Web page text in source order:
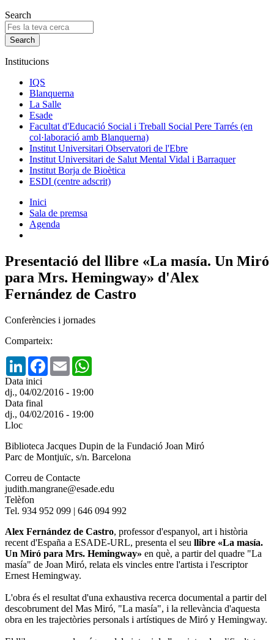
Search
Institucions
IQS
Blanquerna
La Salle
Esade
Facultat d'Educació Social i Treball Social Pere Tarrés (en
col·laboració amb Blanquerna)
Institut Universitari Observatori de l'Ebre
Institut Universitari de Salut Mental Vidal i Barraquer
Institut Borja de Bioètica
ESDI (centre adscrit)
Inici
Sala de premsa
Agenda
Presentació del llibre «La masía. Un Miró
para Mrs. Hemingway» d'Alex
Fernández de Castro
Conferències i jornades
Comparteix:
LinkedInFacebook
Email
Data inici
dj., 04/02/2016 - 19:00
Data final
dj., 04/02/2016 - 19:00
Lloc
Biblioteca Jacques Dupin de la Fundació Joan Miró
Parc de Montjuïc, s/n. Barcelona
Correu de Contacte
judith.mangrane@esade.edu
Telèfon
Tel. 934 952 099 | 646 094 992
Alex Fernández de Castro, professor d'espanyol, art i història
recent d'España a ESADE-URL, presenta el seu llibre «La masía.
Un Miró para Mrs. Hemingway» en què, a partir del quadre "La
masía" de Joan Miró, relata els vincles entre l'artista i l'escriptor
Ernest Hemingway.
L'obra és el resultat d'una exhaustiva recerca documental a partir del
descobrument del Mas Miró, "La masía", i la rellevància d'aquesta
obra en les trajectòries personals i artístiques de Miró y Hemingway.